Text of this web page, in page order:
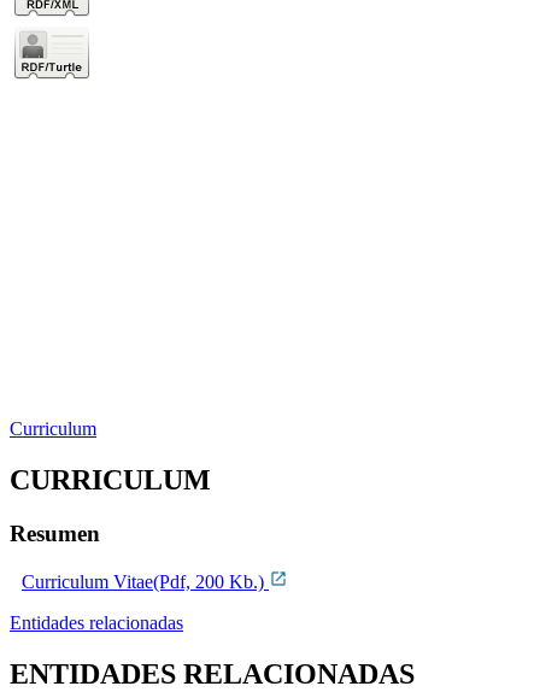
Curriculum
CURRICULUM
Resumen
Curriculum Vitae(Pdf, 200 Kb.)
Entidades relacionadas
ENTIDADES RELACIONADAS